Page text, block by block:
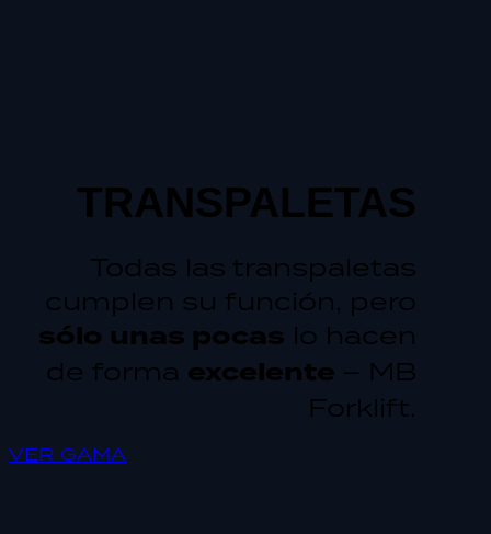
TRANSPALETAS
Todas las transpaletas
cumplen su función, pero
sólo unas pocas lo hacen
de forma excelente – MB
Forklift.
VER GAMA